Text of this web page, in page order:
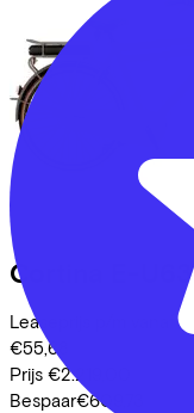
Cortina E-U63
Leaseprijs p/m vanaf
€55,68
Prijs €2.219,00
Bespaar€609,73